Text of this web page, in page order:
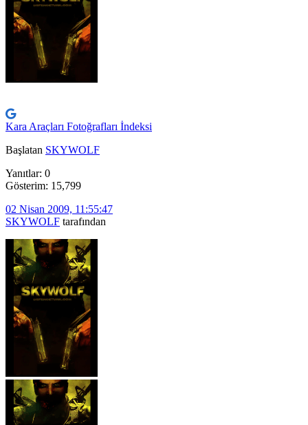
Kara Araçları Fotoğrafları İndeksi
Başlatan SKYWOLF
Yanıtlar: 0
Gösterim: 15,799
02 Nisan 2009, 11:55:47
SKYWOLF tarafından